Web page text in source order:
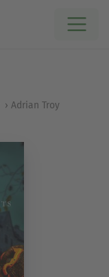
Adrian Troy